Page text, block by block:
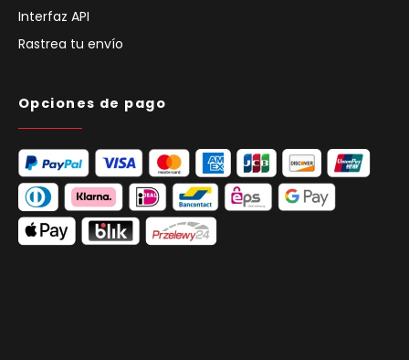
Interfaz API
Rastrea tu envío
Opciones de pago